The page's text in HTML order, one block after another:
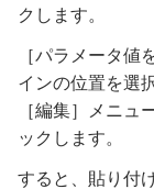
クします。
［パラメータ値
インの位置を選
［編集］メニ
ックします。
すると、貼り付